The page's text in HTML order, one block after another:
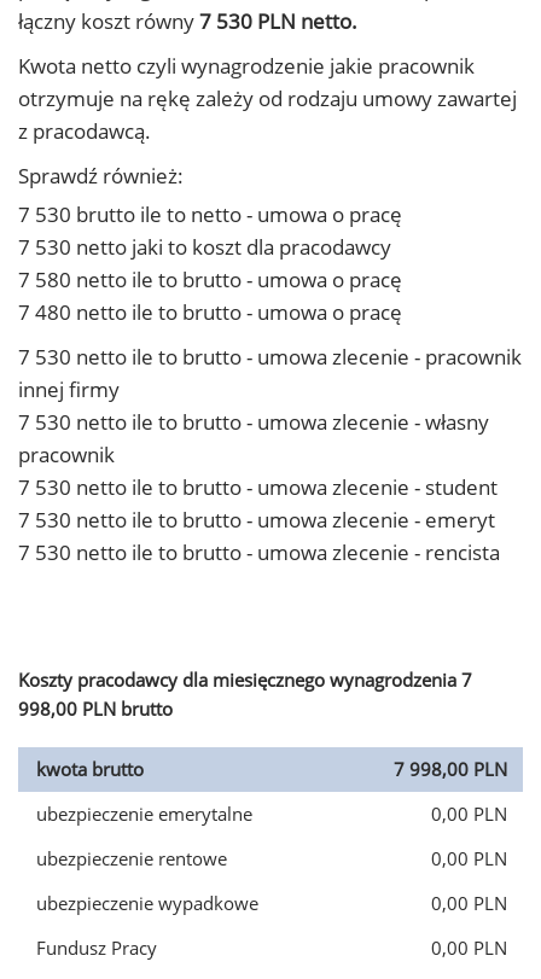
łączny koszt równy7 530 PLN netto.
Kwota netto czyli wynagrodzenie jakie pracownik
otrzymuje na rękę zależy od rodzaju umowy zawartej
z pracodawcą.
Sprawdź również:
7 530 brutto ile to netto - umowa o pracę
7 530 netto jaki to koszt dla pracodawcy
7 580 netto ile to brutto - umowa o pracę
7 480 netto ile to brutto - umowa o pracę
7 530 netto ile to brutto - umowa zlecenie - pracownik
innej firmy
7 530 netto ile to brutto - umowa zlecenie - własny
pracownik
7 530 netto ile to brutto - umowa zlecenie - student
7 530 netto ile to brutto - umowa zlecenie - emeryt
7 530 netto ile to brutto - umowa zlecenie - rencista
Koszty pracodawcy dla miesięcznego wynagrodzenia 7
998,00 PLN brutto
kwota brutto
7 998,00 PLN
ubezpieczenie emerytalne
0,00 PLN
ubezpieczenie rentowe
0,00 PLN
ubezpieczenie wypadkowe
0,00 PLN
Fundusz Pracy
0,00 PLN